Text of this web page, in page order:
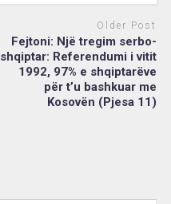
Older Post
Fejtoni: Një tregim serbo-
shqiptar: Referendumi i vitit
1992, 97% e shqiptarëve
për t’u bashkuar me
Kosovën (Pjesa 11)